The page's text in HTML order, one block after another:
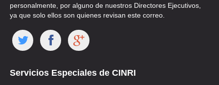
personalmente, por alguno de nuestros Directores Ejecutivos,
ya que solo ellos son quienes revisan este correo.
Servicios Especiales de CINRI